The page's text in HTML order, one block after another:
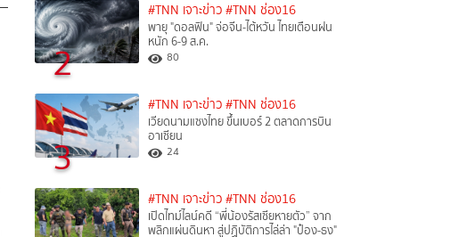
2
#TNN เจาะข่าว #TNN ช่อง16
พายุ "ดอลฟิน" จ่อจีน-ไต้หวัน ไทยเตือนฝน
หนัก 6-9 ส.ค.
80
3
#TNN เจาะข่าว #TNN ช่อง16
เวียดนามแซงไทย ขึ้นเบอร์ 2 ตลาดการบิน
อาเซียน
24
#TNN เจาะข่าว #TNN ช่อง16
เปิดไทม์ไลน์คดี “พี่น้องรัสเซียหายตัว” จาก
พลิกแผ่นดินหา สู่ปฏิบัติการไล่ล่า "ป๋อง-ธง"